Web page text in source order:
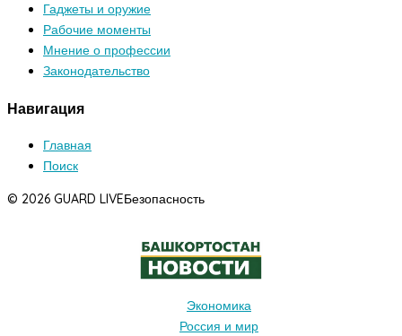
Гаджеты и оружие
Рабочие моменты
Мнение о профессии
Законодательство
Навигация
Главная
Поиск
© 2026 GUARD LIVEБезопасность
Экономика
Россия и мир